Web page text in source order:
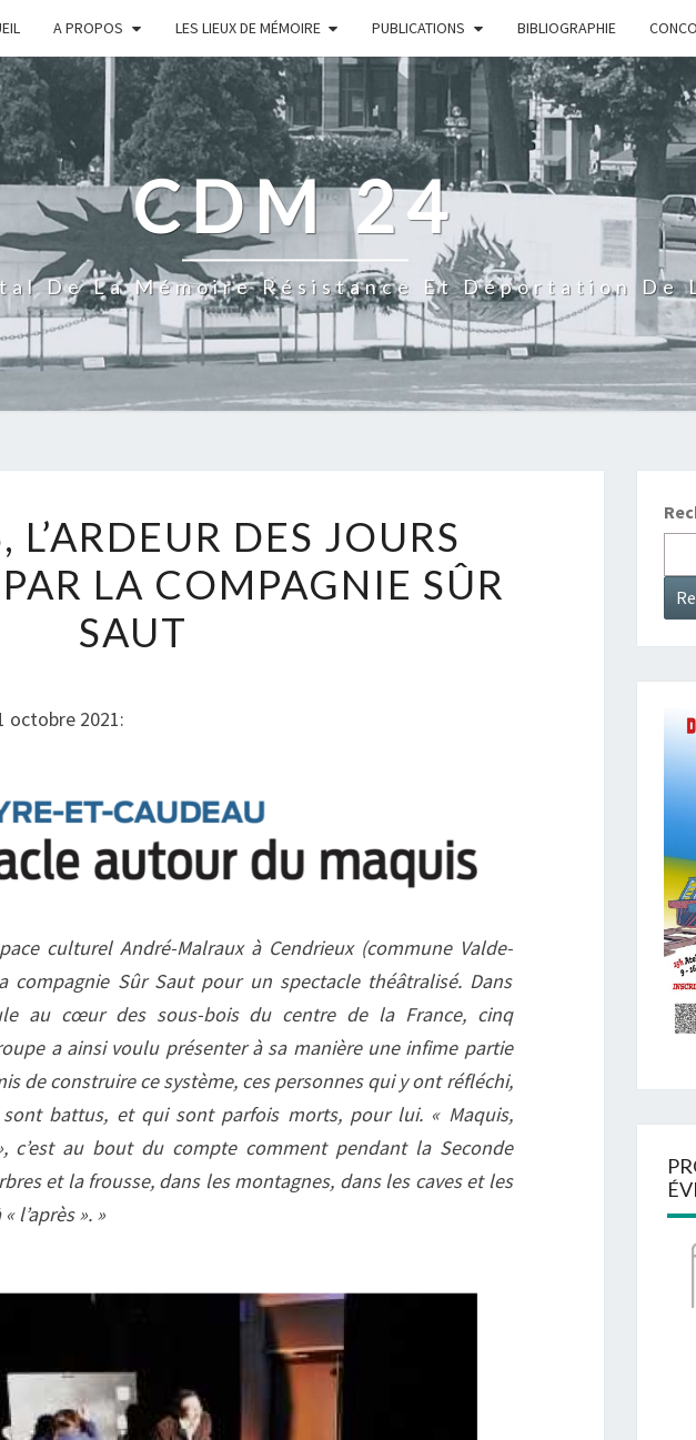
A PROPOS LES LIEUX DE MÉMOIRE PUBLICATIONS BIBLIOGRAPHIE
CDM 24
De La Mémoire Résistance Et Déportation De
L’ARDEUR DES JOURS
LA COMPAGNIE SÛR
SAUT
octobre 2021:
culturel André-Malraux à Cendrieux (commune Valde-
compagnie Sûr Saut pour un spectacle théâtralisé. Dans
au cœur des sous-bois du centre de la France, cinq
a ainsi voulu présenter à sa manière une infime partie
de construire ce système, ces personnes qui y ont réfléchi,
battus, et qui sont parfois morts, pour lui. « Maquis,
c’est au bout du compte comment pendant la Seconde
et la frousse, dans les montagnes, dans les caves et les
l’après ». »